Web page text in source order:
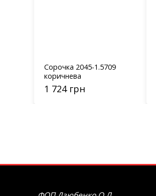
Сорочка 2045-1.5709
коричнева
1 724 грн